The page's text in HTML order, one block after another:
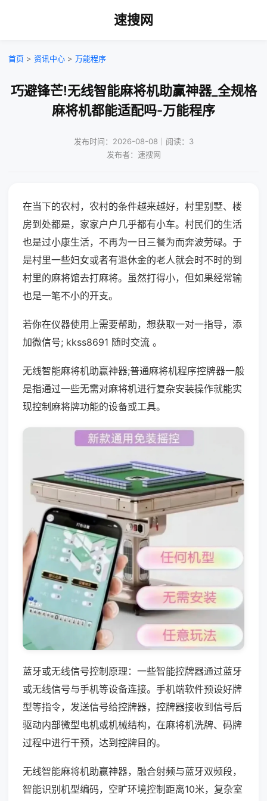
速搜网
首页 > 资讯中心 > 万能程序
巧避锋芒!无线智能麻将机助赢神器_全规格
麻将机都能适配吗-万能程序
发布时间：2026-08-08｜阅读：3
发布者：速搜网
在当下的农村，农村的条件越来越好，村里别墅、楼
房到处都是，家家户户几乎都有小车。村民们的生活
也是过小康生活，不再为一日三餐为而奔波劳碌。于
是村里一些妇女或者有退休金的老人就会时不时的到
村里的麻将馆去打麻将。虽然打得小，但如果经常输
也是一笔不小的开支。
若你在仪器使用上需要帮助，想获取一对一指导，添
加微信号; kkss8691 随时交流 。
无线智能麻将机助赢神器;普通麻将机程序控牌器一般
是指通过一些无需对麻将机进行复杂安装操作就能实
现控制麻将牌功能的设备或工具。
蓝牙或无线信号控制原理：一些智能控牌器通过蓝牙
或无线信号与手机等设备连接。手机端软件预设好牌
型等指令，发送信号给控牌器，控牌器接收到信号后
驱动内部微型电机或机械结构，在麻将机洗牌、码牌
过程中进行干预，达到控牌目的。
无线智能麻将机助赢神器，融合射频与蓝牙双频段，
智能识别机型编码，空旷环境控制距离10米，复杂室